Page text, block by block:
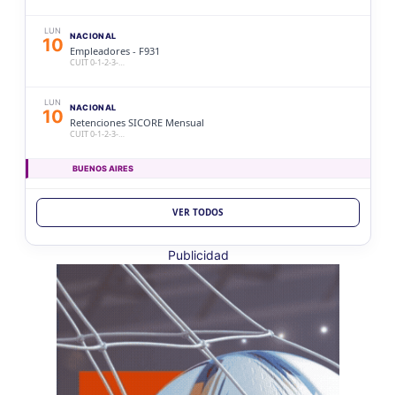
LUN
10 NACIONAL
Empleadores - F931
CUIT 0-1-2-3-…
LUN
10 NACIONAL
Retenciones SICORE Mensual
CUIT 0-1-2-3-…
BUENOS AIRES
BUENOS AIRES
Ag. Bs As Reg Gral Retenc 2aQ
CUIT 0-1-2-3-4-5-6-7-8-9-…
LUN
10 BUENOS AIRES
Agentes Bs As Reg Gral Percep
CUIT 0-1-2-3-4-5-6-7-8-9-…
CATAMARCA
CATAMARCA
Agentes RetenciÃ³n Catamarca
CUIT 0-1-2-3-4-5-6-7-8-9-…
VER TODOS
Publicidad